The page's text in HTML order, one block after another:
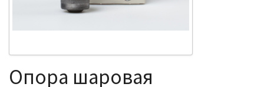
Опора шаровая